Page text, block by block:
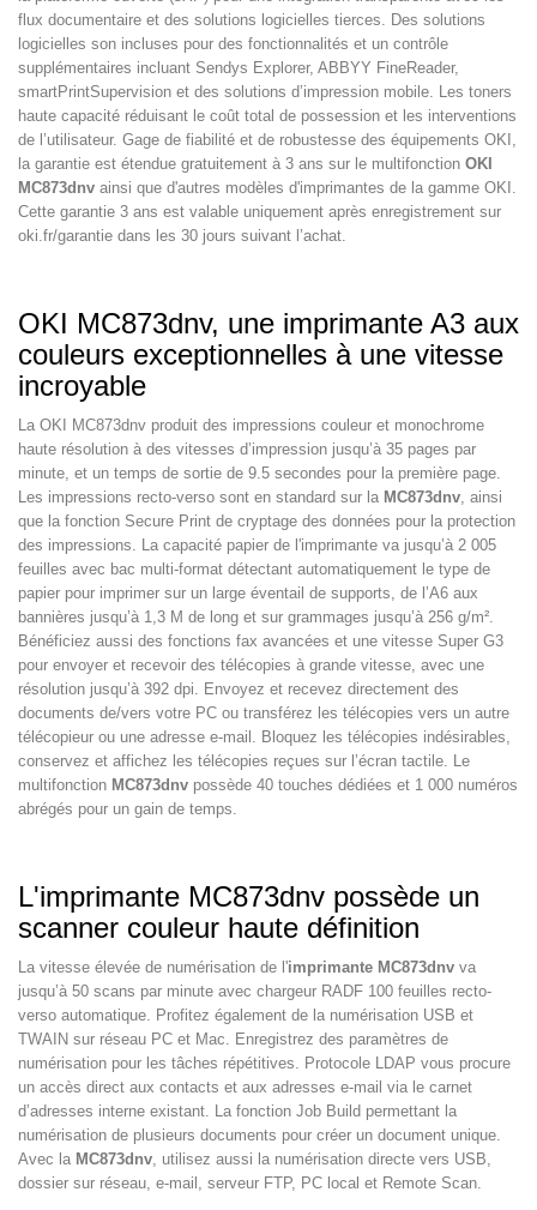
flux documentaire et des solutions logicielles tierces. Des solutions
logicielles son incluses pour des fonctionnalités et un contrôle
supplémentaires incluant Sendys Explorer, ABBYY FineReader,
smartPrintSupervision et des solutions d’impression mobile. Les toners
haute capacité réduisant le coût total de possession et les interventions
de l’utilisateur. Gage de fiabilité et de robustesse des équipements OKI,
la garantie est étendue gratuitement à 3 ans sur le multifonction OKI
MC873dnv ainsi que d'autres modèles d'imprimantes de la gamme OKI.
Cette garantie 3 ans est valable uniquement après enregistrement sur
oki.fr/garantie dans les 30 jours suivant l’achat.
OKI MC873dnv, une imprimante A3 aux
couleurs exceptionnelles à une vitesse
incroyable
La OKI MC873dnv produit des impressions couleur et monochrome
haute résolution à des vitesses d’impression jusqu’à 35 pages par
minute, et un temps de sortie de 9.5 secondes pour la première page.
Les impressions recto-verso sont en standard sur la MC873dnv , ainsi
que la fonction Secure Print de cryptage des données pour la protection
des impressions. La capacité papier de l'imprimante va jusqu’à 2 005
feuilles avec bac multi-format détectant automatiquement le type de
papier pour imprimer sur un large éventail de supports, de l’A6 aux
bannières jusqu’à 1,3 M de long et sur grammages jusqu’à 256 g/m².
Bénéficiez aussi des fonctions fax avancées et une vitesse Super G3
pour envoyer et recevoir des télécopies à grande vitesse, avec une
résolution jusqu’à 392 dpi. Envoyez et recevez directement des
documents de/vers votre PC ou transférez les télécopies vers un autre
télécopieur ou une adresse e-mail. Bloquez les télécopies indésirables,
conservez et affichez les télécopies reçues sur l’écran tactile. Le
multifonction MC873dnv possède 40 touches dédiées et 1 000 numéros
abrégés pour un gain de temps.
L'imprimante MC873dnv possède un
scanner couleur haute définition
La vitesse élevée de numérisation de l'imprimante MC873dnv va
jusqu’à 50 scans par minute avec chargeur RADF 100 feuilles recto-
verso automatique. Profitez également de la numérisation USB et
TWAIN sur réseau PC et Mac. Enregistrez des paramètres de
numérisation pour les tâches répétitives. Protocole LDAP vous procure
un accès direct aux contacts et aux adresses e-mail via le carnet
d’adresses interne existant. La fonction Job Build permettant la
numérisation de plusieurs documents pour créer un document unique.
Avec la MC873dnv , utilisez aussi la numérisation directe vers USB,
dossier sur réseau, e-mail, serveur FTP, PC local et Remote Scan.